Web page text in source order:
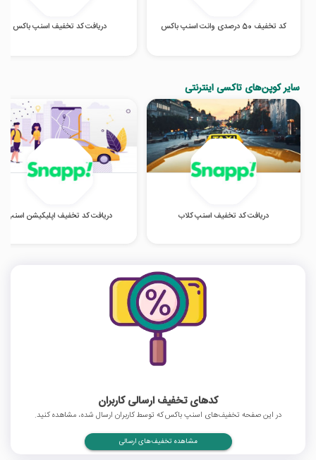
کد تخفیف 50 درصدی وانت اسنپ باکس دریافت کد تخفیف اسنپ باکس
سایر کوپن‌های تاکسی اینترنتی
دریافت کد تخفیف اسنپ کلاب دریافت کد تخفیف اپلیکیشن اسنپ
کدهای تخفیف ارسالی کاربران
در این صفحه تخفیف‌های اسنپ باکس که توسط کاربران ارسال شده، مشاهده کنید.
مشاهده تخفیف‌های ارسالی